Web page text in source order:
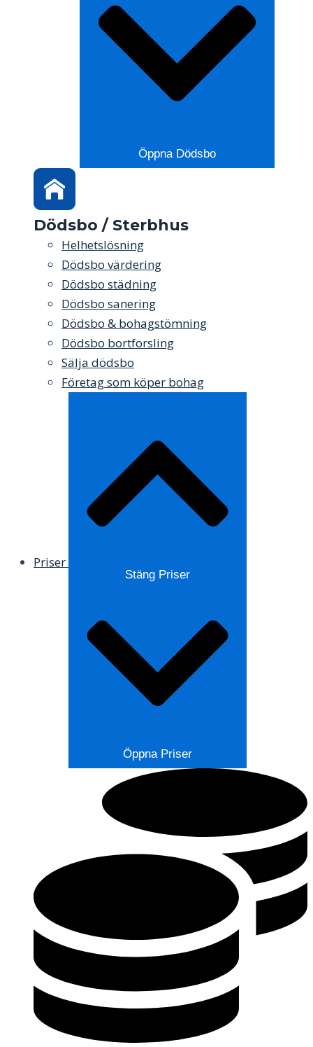
Öppna Dödsbo
Dödsbo / Sterbhus
Helhetslösning
Dödsbo värdering
Dödsbo städning
Dödsbo sanering
Dödsbo & bohagstömning
Dödsbo bortforsling
Sälja dödsbo
Företag som köper bohag
Priser
Stäng Priser
Öppna Priser